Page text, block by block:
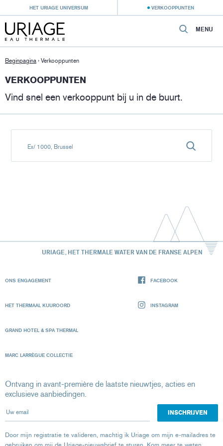
HET URIAGE UNIVERSUM VERKOOPPUNTEN
MENU
Beginpagina › Verkooppunten
VERKOOPPUNTEN
Vind snel een verkooppunt bij u in de buurt.
URIAGE, HET THERMALE WATER VAN DE FRANSE ALPEN
ONS ENGAGEMENT
HET THERMAAL KUUROORD
GRAND HOTEL & SPA THERMAL
MARC LARRÈGUE COLLECTIE
FACEBOOK
INSTAGRAM
Ontvang in avant-première de laatste nieuwtjes, acties en
exclusieve aanbiedingen.
Uw email
Door mijn registratie te valideren, machtig ik Uriage om mijn e-mailadres te